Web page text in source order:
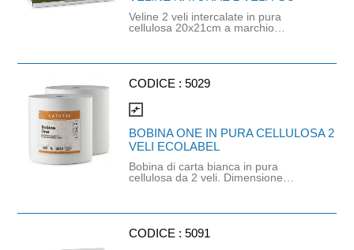
Veline 2 veli intercalate in pura
cellulosa 20x21cm a marchio
Compatibile con dispenser da muro
e dispenser nero opaco CP02.
FSC.
CODICE :5029
compare_arrows
BOBINA ONE IN PURA CELLULOSA 2
VELI ECOLABEL
Bobina di carta bianca in pura
cellulosa da 2 veli. Dimensione
Certificato Ecolabel.
CODICE :5091